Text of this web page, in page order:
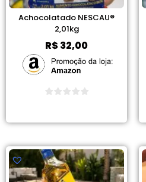
Achocolatado NESCAU®
2,01kg
R$32,00